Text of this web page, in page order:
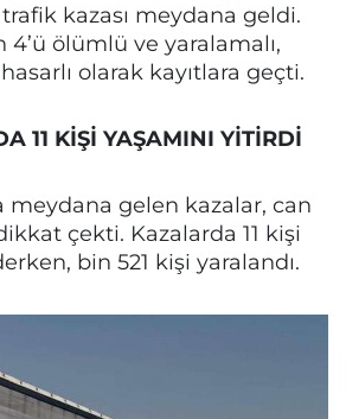
kazası meydana geldi.
4’ü ölümlü ve yaralamalı,
olarak kayıtlara geçti.
11 KİŞİ YAŞAMINI YİTİRDİ
meydana gelen kazalar, can
çekti. Kazalarda 11 kişi
bin 521 kişi yaralandı.